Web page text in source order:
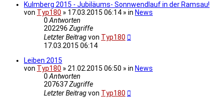
Kulmberg 2015 - Jubiläums- Sonnwendlauf in der Ramsau!
von Typ180 » 17.03.2015 06:14 » in News
0Antworten
202296 Zugriffe
Letzter Beitragvon Typ180
17.03.2015 06:14
Leiben 2015
von Typ180 » 21.02.2015 06:50 » in News
0Antworten
207637Zugriffe
Letzter Beitragvon Typ180